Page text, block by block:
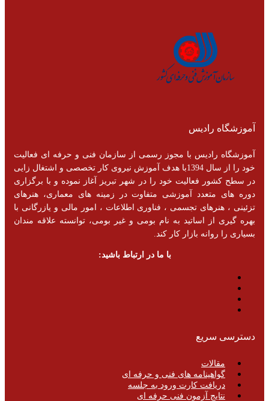
آموزشگاه رادیس
آموزشگاه رادیس با مجوز رسمی از سازمان فنی و حرفه ای فعالیت
خود را از سال 1394با هدف آموزش نیروی کار تخصصی و اشتغال زایی
در سطح کشور فعالیت خود را در شهر تبریز آغاز نموده و با برگزاری
دوره های متعدد آموزشی متفاوت در زمینه های معماری، هنرهای
تزئینی ، هنرهای تجسمی ، فناوری اطلاعات ، امور مالی و یازرگانی با
بهره گیری از اساتید به نام بومی و غیر بومی، توانسته علاقه مندان
بسیاری را روانه بازار کار کند.
با ما در ارتباط باشید:
دسترسی سریع
مقالات
گواهینامه های فنی و حرفه ای
دریافت کارت ورود به جلسه
نتایج آزمون فنی حرفه ای